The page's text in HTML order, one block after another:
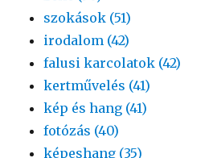
szokások (51)
irodalom (42)
falusi karcolatok (42)
kertművelés (41)
kép és hang (41)
fotózás (40)
képeshang (35)